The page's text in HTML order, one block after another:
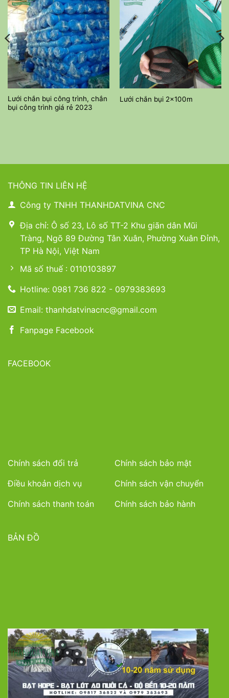
Lưới chắn bụi công trình, chắn
bụi công trình giá rẻ 2023
Lưới chắn bụi 2x100m
THÔNG TIN LIÊN HỆ
Công ty TNHH THANHDATVINA CNC
Địa chỉ: Ô số 23, Lô số TT-2 Khu giãn dân Mũi
Tràng, Ngõ 89 Đường Tân Xuân, Phường Xuân Đỉnh,
TP Hà Nội, Việt Nam
Mã số thuế : 0110103897
Hotline: 0981 736 822 - 0979383693
Email: thanhdatvinacnc@gmail.com
Fanpage Facebook
FACEBOOK
Chính sách đổi trả
Chính sách bảo mật
Điều khoản dịch vụ
Chính sách vận chuyển
Chính sách thanh toán
Chính sách bảo hành
BẢN ĐỒ